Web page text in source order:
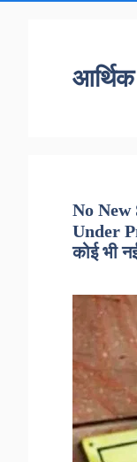
No
Under
कोई भी